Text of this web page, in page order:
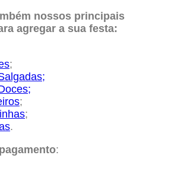
nossos principais
agregar a sua festa:
;
;
;
.
: